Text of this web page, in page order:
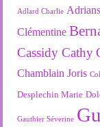
Adlard Charlie
Clémentine
Cassidy Cathy
Chamblain Joris
Desplechin Marie
Gauthier Séverine